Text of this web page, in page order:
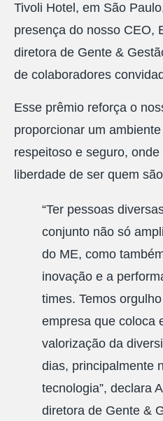
Tivoli Hotel, em São
presença do nosso CEO,
diretora de Gente &
de colaboradores
Esse prêmio reforça o
proporcionar um
respeitoso e seguro,
liberdade de ser quem
“Ter pessoas
conjunto não só
do ME, como
inovação e a
times. Temos
empresa que coloca
valorização da
dias, principalmente
tecnologia”, declara
diretora de Gente &